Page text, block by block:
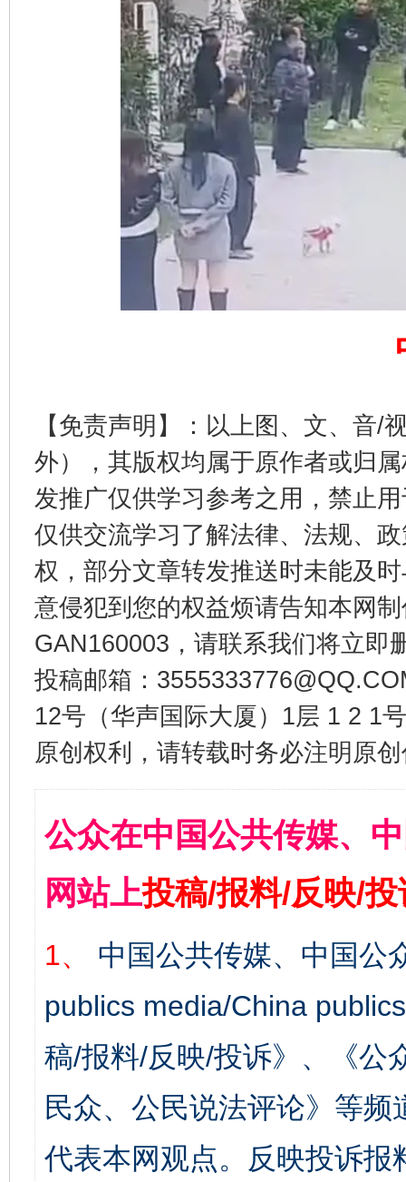
【免责声明】：以上图、文、音/
外），其版权均属于原作者或归
发推广仅供学习参考之用，禁止
仅供交流学习了解法律、法规、
权，部分文章转发推送时未能及
意侵犯到您的权益烦请告知本网
GAN160003，请联系我们将立即
投稿邮箱：
12号（华声国际大厦）1层 1 2 1
原创权利，请转载时务必注明原
公众在中国公共传媒、
网站上投稿/报料/反映/
1、
中国公共传媒、中国公
publics media/China
稿/报料/反映/投诉》、《公
民众、公民说法评论》等
代表本网观点。反映投诉